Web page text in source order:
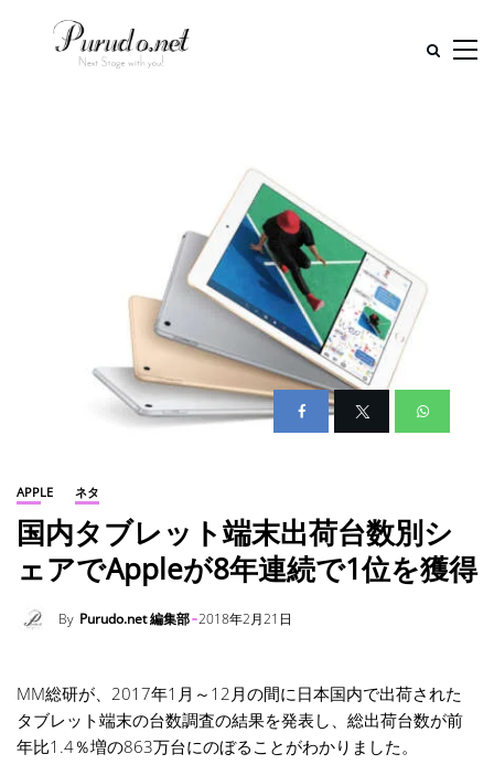
APPLE ネタ
国内タブレット端末出荷台数別シ
ェアでAppleが8年連続で1位を獲得
By Purudo.net 編集部 2018年2月21日
MM総研が、2017年1月～12月の間に日本国内で出荷された
タブレット端末の台数調査の結果を発表し、総出荷台数が前
年比1.4％増の863万台にのぼることがわかりました。